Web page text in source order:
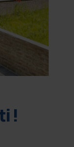
!